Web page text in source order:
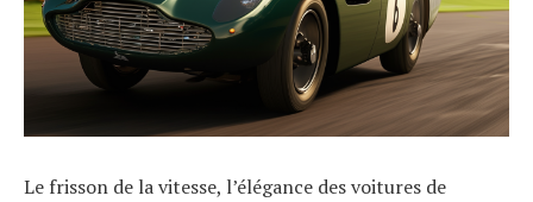
Le frisson de la vitesse, l’élégance des voitures de